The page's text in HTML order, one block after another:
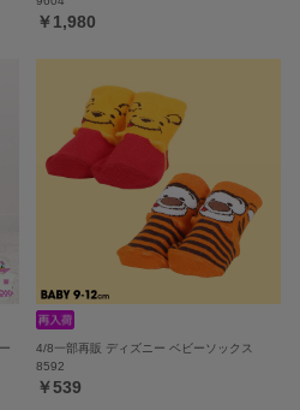
￥1,980
4/8一部再販 ディズニー ベビーソックス
8592
￥539